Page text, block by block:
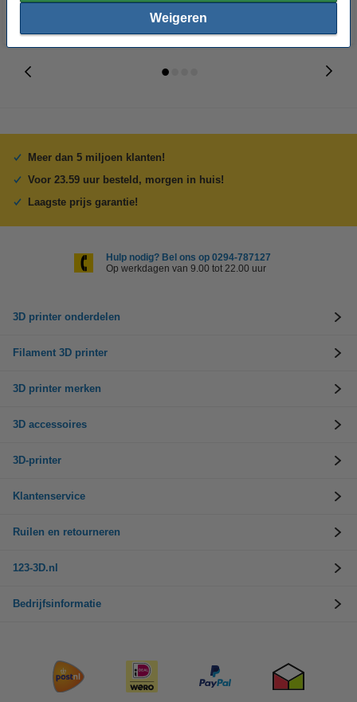
Weigeren
Meer dan 5 miljoen klanten!
Voor 23.59 uur besteld, morgen in huis!
Laagste prijs garantie!
Hulp nodig? Bel ons op 0294-787127
Op werkdagen van 9.00 tot 22.00 uur
3D printer onderdelen
Filament 3D printer
3D printer merken
3D accessoires
3D-printer
Klantenservice
Ruilen en retourneren
123-3D.nl
Bedrijfsinformatie